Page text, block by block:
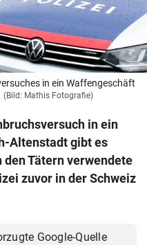
2026
in ein Waffengeschäft
(Bild: Mathis Fotografie)
in ein
Altenstadt gibt es
den Tätern verwendete
zuvor in der Schweiz
Google-Quelle